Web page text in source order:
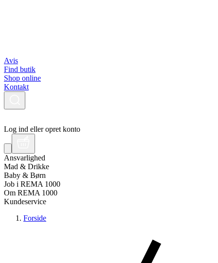
Avis
Find butik
Shop online
Kontakt
Log ind eller opret konto
Ansvarlighed
Mad & Drikke
Baby & Børn
Job i REMA 1000
Om REMA 1000
Kundeservice
Forside